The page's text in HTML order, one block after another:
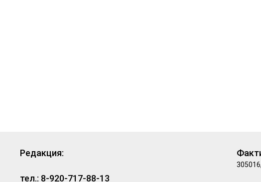
Редакция:
тел.: 8-920-717-88-13